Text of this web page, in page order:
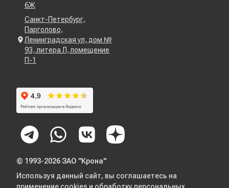
6Ж
Санкт-Петербург,
Парголово,
Ленинградская ул, дом №
93, литера Л, помещение
П-1
© 1993-2026 ЗАО "Крона"
Используя данный сайт, вы соглашаетесь на